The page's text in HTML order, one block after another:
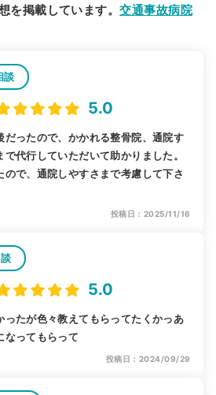
を掲載しています。交通事故病院
談
5.0
だったので、かかれる整骨院、通院す
代行していただいて助かりました。
で、通院しやすさまで考慮して下さ
投稿日：2025/11/16
5.0
ったが色々教えてもらってたくかっあ
なってもらって
投稿日：2024/09/29